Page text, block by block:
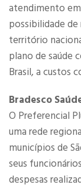
atendimento
possibilidade de
território
plano de saúde
Brasil, a custos
Bradesco
O Preferencial
uma rede
municípios de
seus
despesas